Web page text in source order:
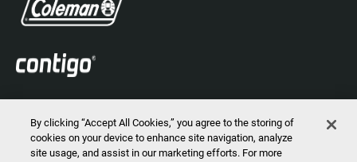
By clicking “Accept All Cookies,” you agree to the storing of
cookies on your device to enhance site navigation, analyze
site usage, and assist in our marketing efforts. For more